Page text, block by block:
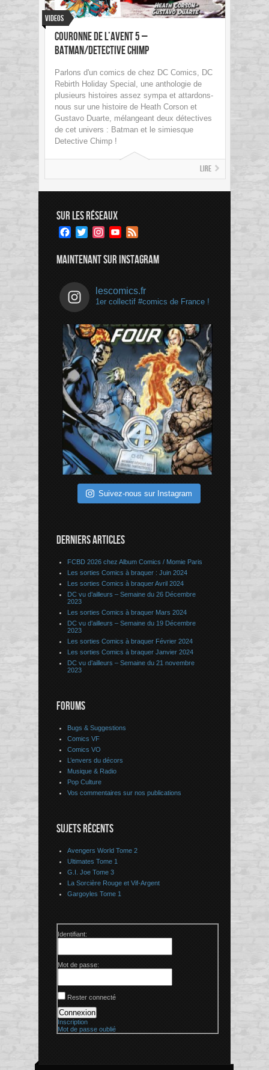
Videos
Couronne de l’avent 5 –
Batman/Detective Chimp
Parlons d'un comics de chez DC Comics, DC
Rebirth Holiday Special, une anthologie de
plusieurs histoires assez sympa et attardons-
nous sur une histoire de Heath Corson et
Gustavo Duarte, mélangeant deux détectives
de cet univers : Batman et le simiesque
Detective Chimp !
Lire
SUR LES RÉSEAUX
Facebook
TwitterInstagramYouTube
MAINTENANT SUR INSTAGRAM
lescomics.fr
1er collectif #comics de France !
Suivez-nous sur Instagram
DERNIERS ARTICLES
FCBD 2026 chez Album Comics / Momie Paris
Les sorties Comics à braquer : Juin 2024
Les sorties Comics à braquer Avril 2024
DC vu d’ailleurs – Semaine du 26 Décembre
2023
Les sorties Comics à braquer Mars 2024
DC vu d’ailleurs – Semaine du 19 Décembre
2023
Les sorties Comics à braquer Février 2024
Les sorties Comics à braquer Janvier 2024
DC vu d’ailleurs – Semaine du 21 novembre
2023
FORUMS
Bugs & Suggestions
Comics VF
Comics VO
L’envers du décors
Musique & Radio
Pop Culture
Vos commentaires sur nos publications
SUJETS RÉCENTS
Avengers World Tome 2
Ultimates Tome 1
G.I. Joe Tome 3
La Sorcière Rouge et Vif-Argent
Gargoyles Tome 1
Identifiant:
Mot de passe:
Rester connecté
Connexion
Inscription
Mot de passe oublié